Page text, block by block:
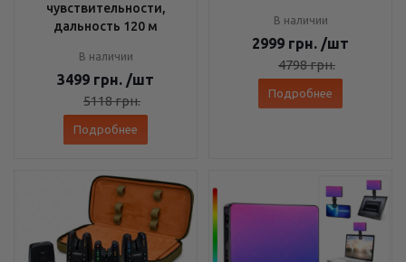
чувствительности,
дальность 120 м
В наличии
3499 грн. /шт
5118грн.
Подробнее
В наличии
2999 грн. /шт
4798грн.
Подробнее